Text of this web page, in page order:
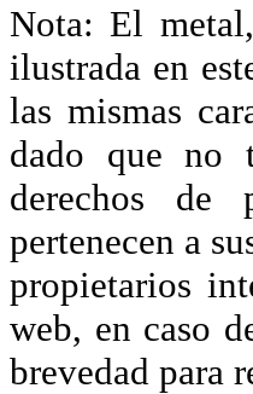
Nota: El
ilustrada en
las mismas
dado que no
derechos de
pertenecen a
propietarios
web, en caso
brevedad para